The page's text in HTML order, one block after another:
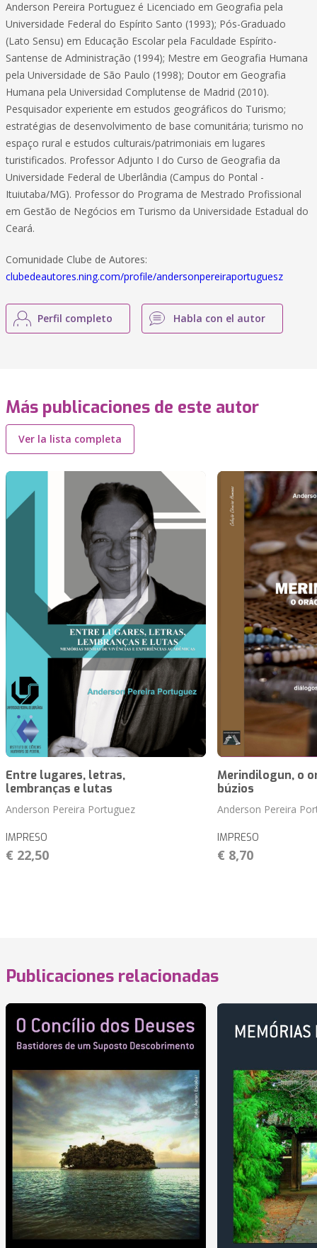
Anderson Pereira Portuguez é Licenciado em Geografia pela
Universidade Federal do Espírito Santo (1993); Pós-Graduado
(Lato Sensu) em Educação Escolar pela Faculdade Espírito-
Santense de Administração (1994); Mestre em Geografia Humana
pela Universidade de São Paulo (1998); Doutor em Geografia
Humana pela Universidad Complutense de Madrid (2010).
Pesquisador experiente em estudos geográficos do Turismo;
estratégias de desenvolvimento de base comunitária; turismo no
espaço rural e estudos culturais/patrimoniais em lugares
turistificados. Professor Adjunto I do Curso de Geografia da
Universidade Federal de Uberlândia (Campus do Pontal -
Ituiutaba/MG). Professor do Programa de Mestrado Profissional
em Gestão de Negócios em Turismo da Universidade Estadual do
Ceará.
Comunidade Clube de Autores:
clubedeautores.ning.com/profile/andersonpereiraportuguesz
Perfil completo Habla con el autor
Más publicaciones de este autor
Ver la lista completa
Entre lugares, letras,
lembranças e lutas
Anderson Pereira Portuguez
IMPRESO
€ 22,50
Merindilogun, o
búzios
Anderson Pereira
IMPRESO
€ 8,70
Publicaciones relacionadas